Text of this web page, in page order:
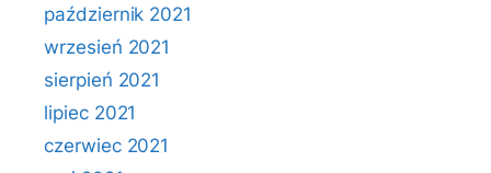
październik 2021
wrzesień 2021
sierpień 2021
lipiec 2021
czerwiec 2021